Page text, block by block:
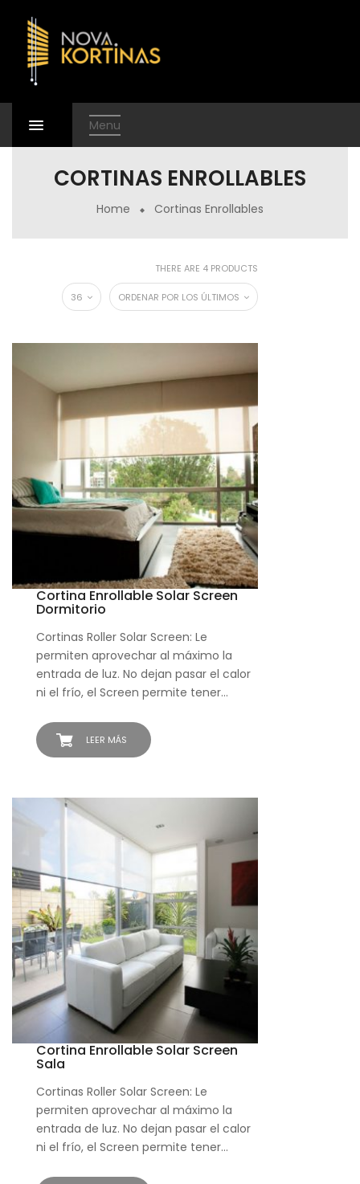
Menu
CORTINAS ENROLLABLES
Home Cortinas Enrollables
THERE ARE 4 PRODUCTS
ORDENAR POR LOS ÚLTIMOS
36
LEER MÁS
Cortina Enrollable Solar Screen
Dormitorio
Cortinas Roller Solar Screen: Le
permiten aprovechar al máximo la
entrada de luz. No dejan pasar el calor
ni el frío, el Screen permite tener…
Cortina Enrollable Solar Screen
Sala
Cortinas Roller Solar Screen: Le
permiten aprovechar al máximo la
entrada de luz. No dejan pasar el calor
ni el frío, el Screen permite tener…